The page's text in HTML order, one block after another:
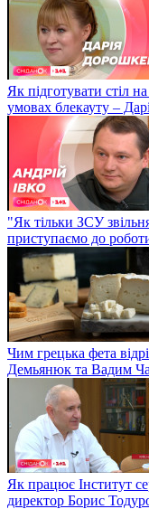
Як підготувати стіл
умовах блекауту –
"Як тільки ЗСУ
приступаємо до
Чим грецька фета
Демьянюк та Вадим
Як працює Інститут
директор Борис